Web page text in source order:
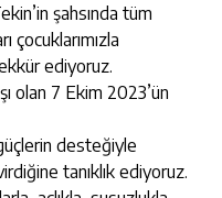
şahsında tüm
çocuklarımızla
ediyoruz.
olan 7 Ekim 2023’ün
desteğiyle
tanıklık ediyoruz.